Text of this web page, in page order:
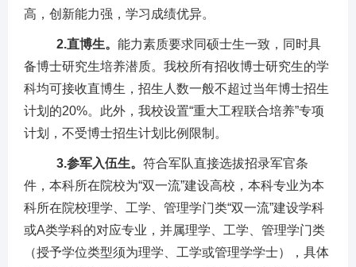
高，创新能力强，学习成绩优异。
2.直博生。 能力素质要求同硕士生一致，同时具
备博士研究生培养潜质。 我校所有招收博士研究生的学
科均可接收直博生，招生人数一般不超过当年博士招生
计划的20%。 此外，我校设置“重大工程联合培养”专项
计划，不受博士招生计划比例限制。
3.参军入伍生。 符合军队直接选拔招录军官条
件，本科所在院校为“双一流”建设高校，本科专业为本
科所在院校理学、工学、管理学门类“双一流”建设学科
或A类学科的对应专业，并属理学、工学、管理学门类
（授予学位类型须为理学、工学或管理学学士），具体